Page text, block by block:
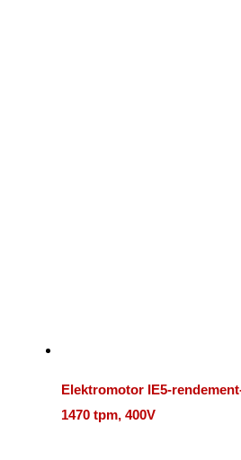
Elektromotor IE5-
1470 tpm, 400V